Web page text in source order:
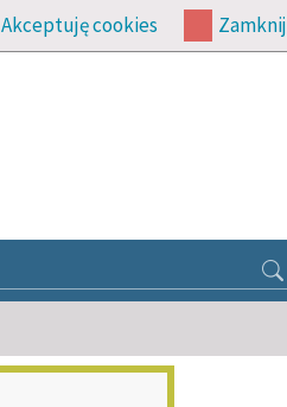
Akceptuję cookies Zamknij